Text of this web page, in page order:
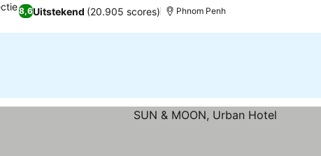
8,6Uitstekend (20.905 scores) Phnom Penh